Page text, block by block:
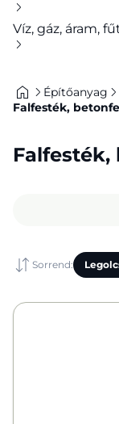
Víz, gáz, áram,
Építőanyag
Falfesték,
Sorrend: